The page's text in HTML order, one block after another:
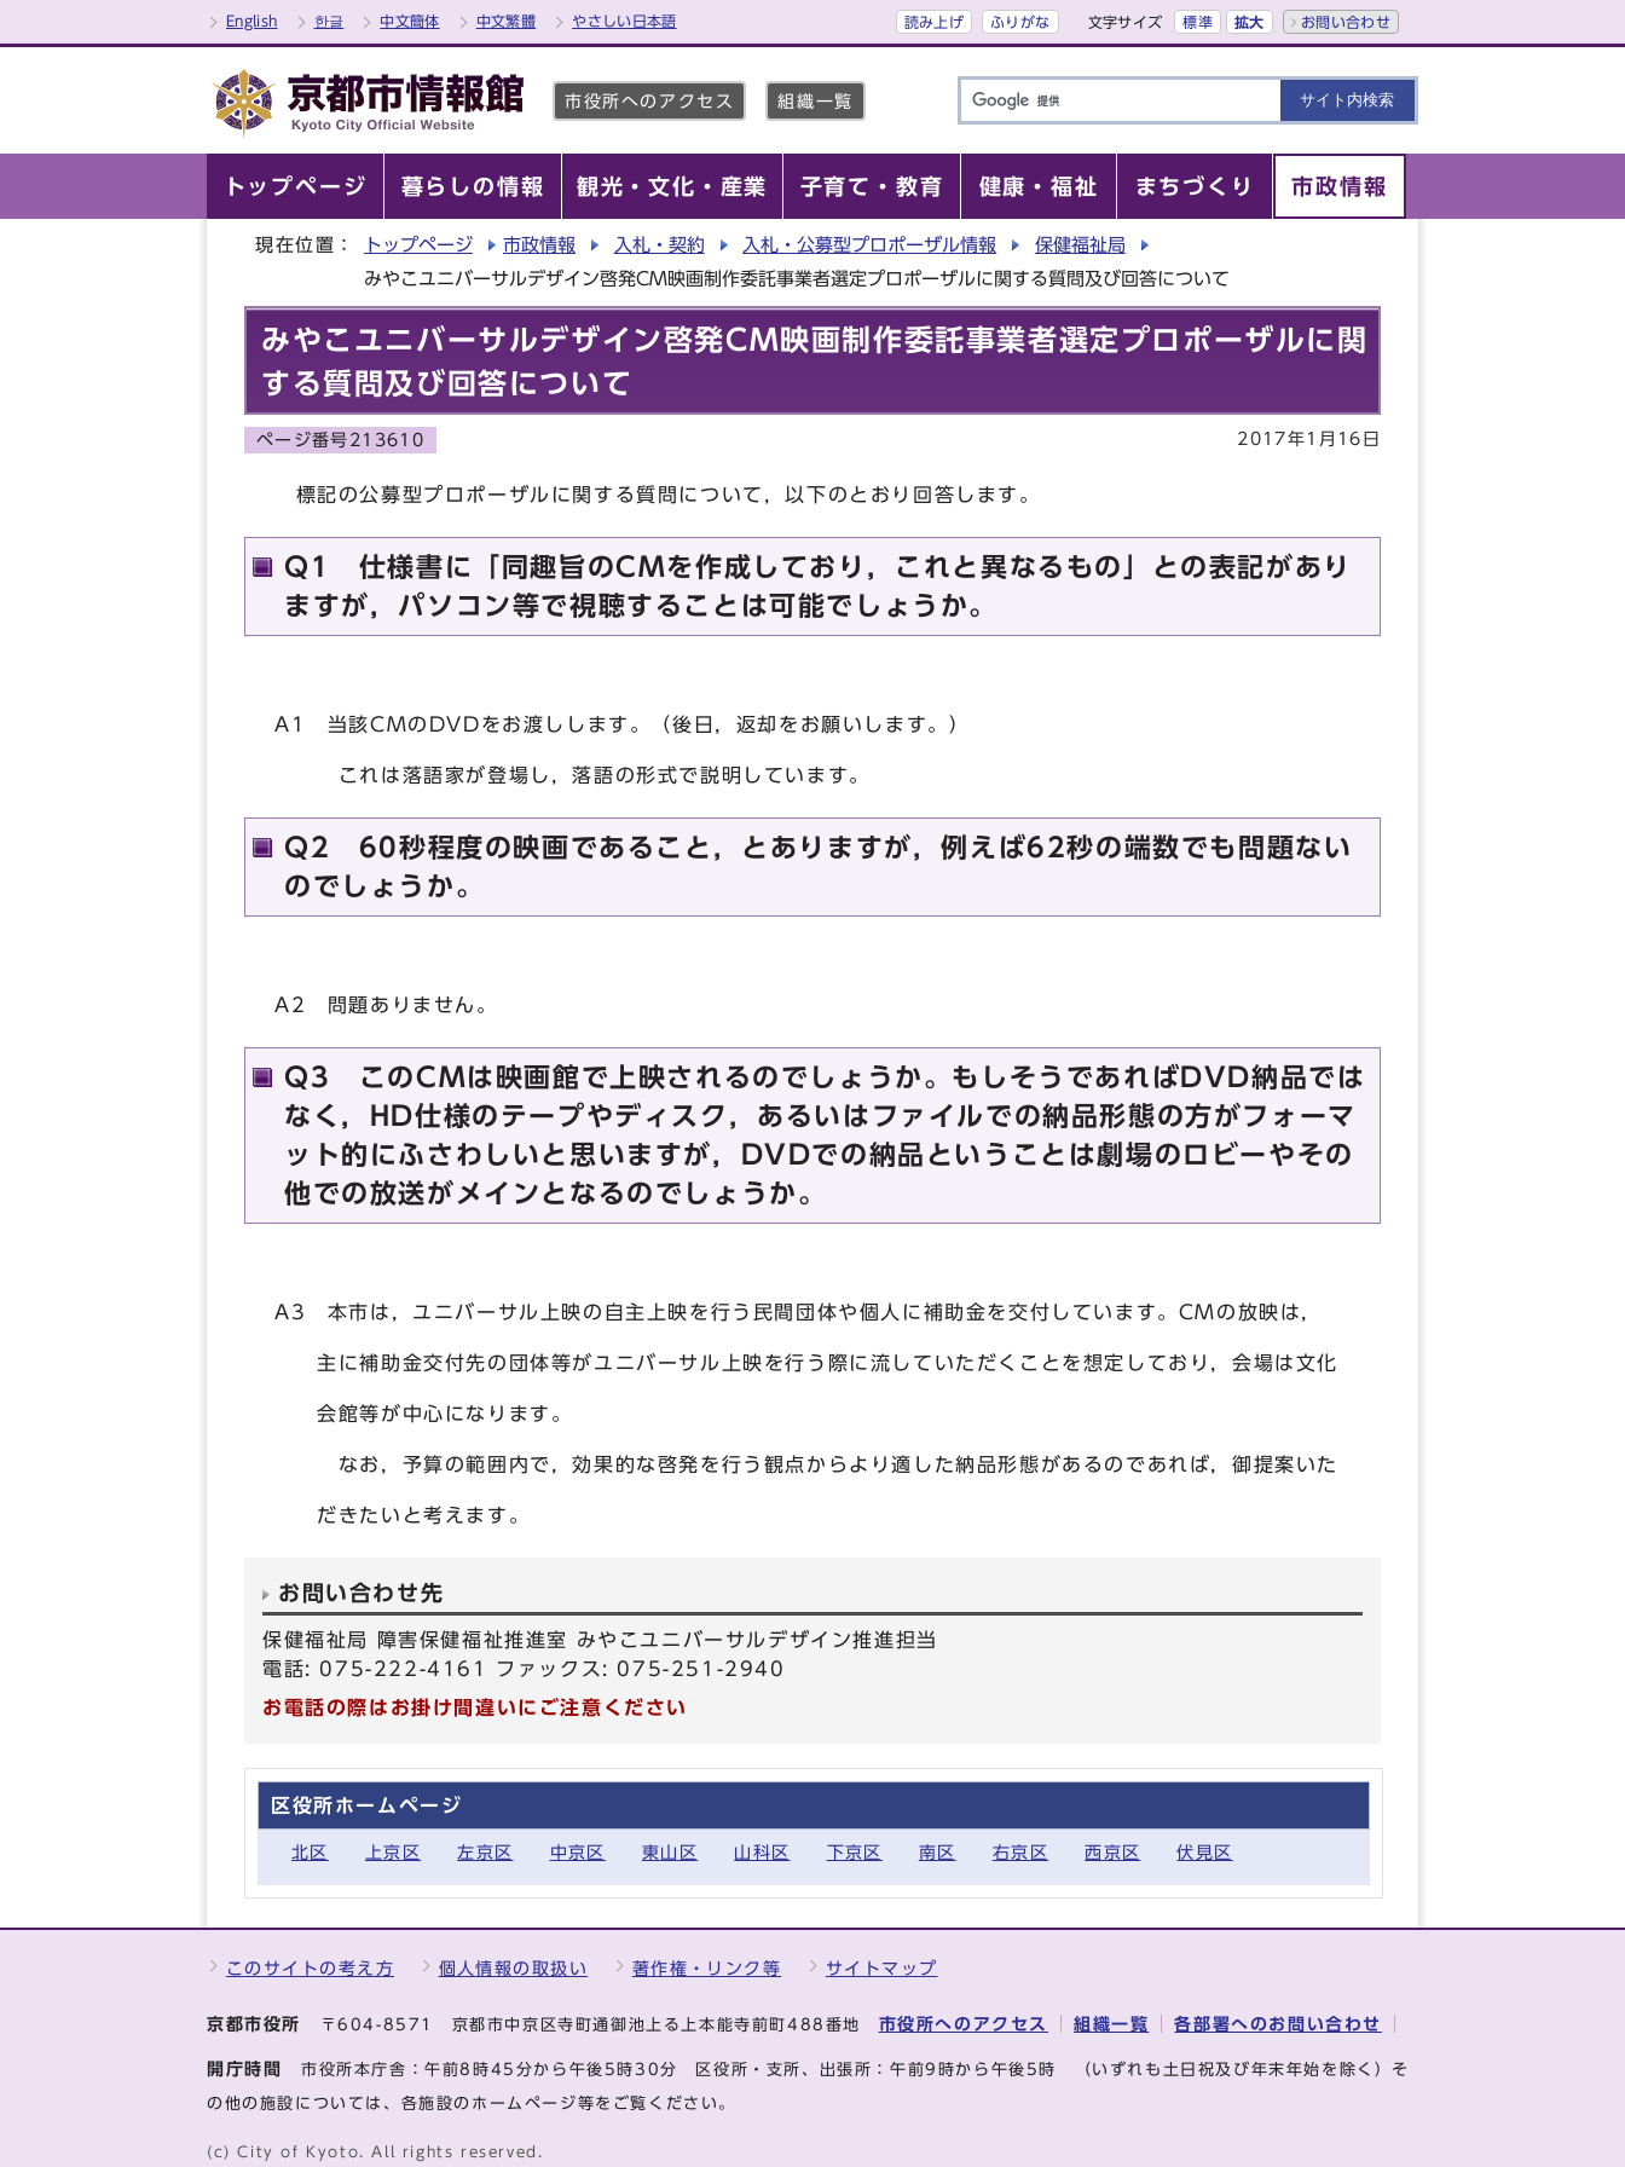
English 한글 中文簡体 中文繁體 やさしい日本語 読み上げ ふりがな 文字サイズ 標準 拡大 お問い合わせ
市役所へのアクセス 組織一覧
トップページ 暮らしの情報 観光・文化・産業 子育て・教育 健康・福祉 まちづくり 市政情報
現在位置： トップページ 市政情報 入札・契約 入札・公募型プロポーザル情報
保健福祉局
みやこユニバーサルデザイン啓発CM映画制作委託事業者選定プロポーザルに関する質問及び回答について
みやこユニバーサルデザイン啓発CM映画制作委託事業者選定プロポーザルに関
する質問及び回答について
ページ番号213610 2017年1月16日
標記の公募型プロポーザルに関する質問について，以下のとおり回答します。
Q1 仕様書に「同趣旨のCMを作成しており，これと異なるもの」との表記があり
ますが，パソコン等で視聴することは可能でしょうか。
A1 当該CMのDVDをお渡しします。（後日，返却をお願いします。）
これは落語家が登場し，落語の形式で説明しています。
Q2 60秒程度の映画であること，とありますが，例えば62秒の端数でも問題ない
のでしょうか。
A2 問題ありません。
Q3 このCMは映画館で上映されるのでしょうか。もしそうであればDVD納品では
なく，HD仕様のテープやディスク，あるいはファイルでの納品形態の方がフォーマ
ット的にふさわしいと思いますが，DVDでの納品ということは劇場のロビーやその
他での放送がメインとなるのでしょうか。
A3 本市は，ユニバーサル上映の自主上映を行う民間団体や個人に補助金を交付しています。CMの放映は，
主に補助金交付先の団体等がユニバーサル上映を行う際に流していただくことを想定しており，会場は文化
会館等が中心になります。
なお，予算の範囲内で，効果的な啓発を行う観点からより適した納品形態があるのであれば，御提案いた
だきたいと考えます。
お問い合わせ先
保健福祉局 障害保健福祉推進室 みやこユニバーサルデザイン推進担当
電話: 075-222-4161 ファックス: 075-251-2940
お電話の際はお掛け間違いにご注意ください
区役所ホームページ
北区 上京区 左京区 中京区 東山区 山科区 下京区 南区 右京区 西京区 伏見区
このサイトの考え方 個人情報の取扱い 著作権・リンク等 サイトマップ
京都市役所 〒604-8571 京都市中京区寺町通御池上る上本能寺前町488番地 市役所へのアクセス 組織一覧 各部署へのお問い合わせ
開庁時間 市役所本庁舎：午前8時45分から午後5時30分 区役所・支所、出張所：午前9時から午後5時 （いずれも土日祝及び年末年始を除く）そ
の他の施設については、各施設のホームページ等をご覧ください。
(c) City of Kyoto. All rights reserved.